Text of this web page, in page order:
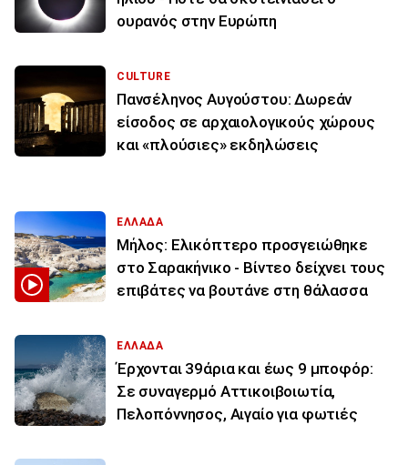
ουρανός στην Ευρώπη
CULTURE
Πανσέληνος Αυγούστου: Δωρεάν
είσοδος σε αρχαιολογικούς χώρους
και «πλούσιες» εκδηλώσεις
ΕΛΛΑΔΑ
Μήλος: Ελικόπτερο προσγειώθηκε
στο Σαρακήνικο - Βίντεο δείχνει τους
επιβάτες να βουτάνε στη θάλασσα
ΕΛΛΑΔΑ
Έρχονται 39άρια και έως 9 μποφόρ:
Σε συναγερμό Αττικοιβοιωτία,
Πελοπόννησος, Αιγαίο για φωτιές